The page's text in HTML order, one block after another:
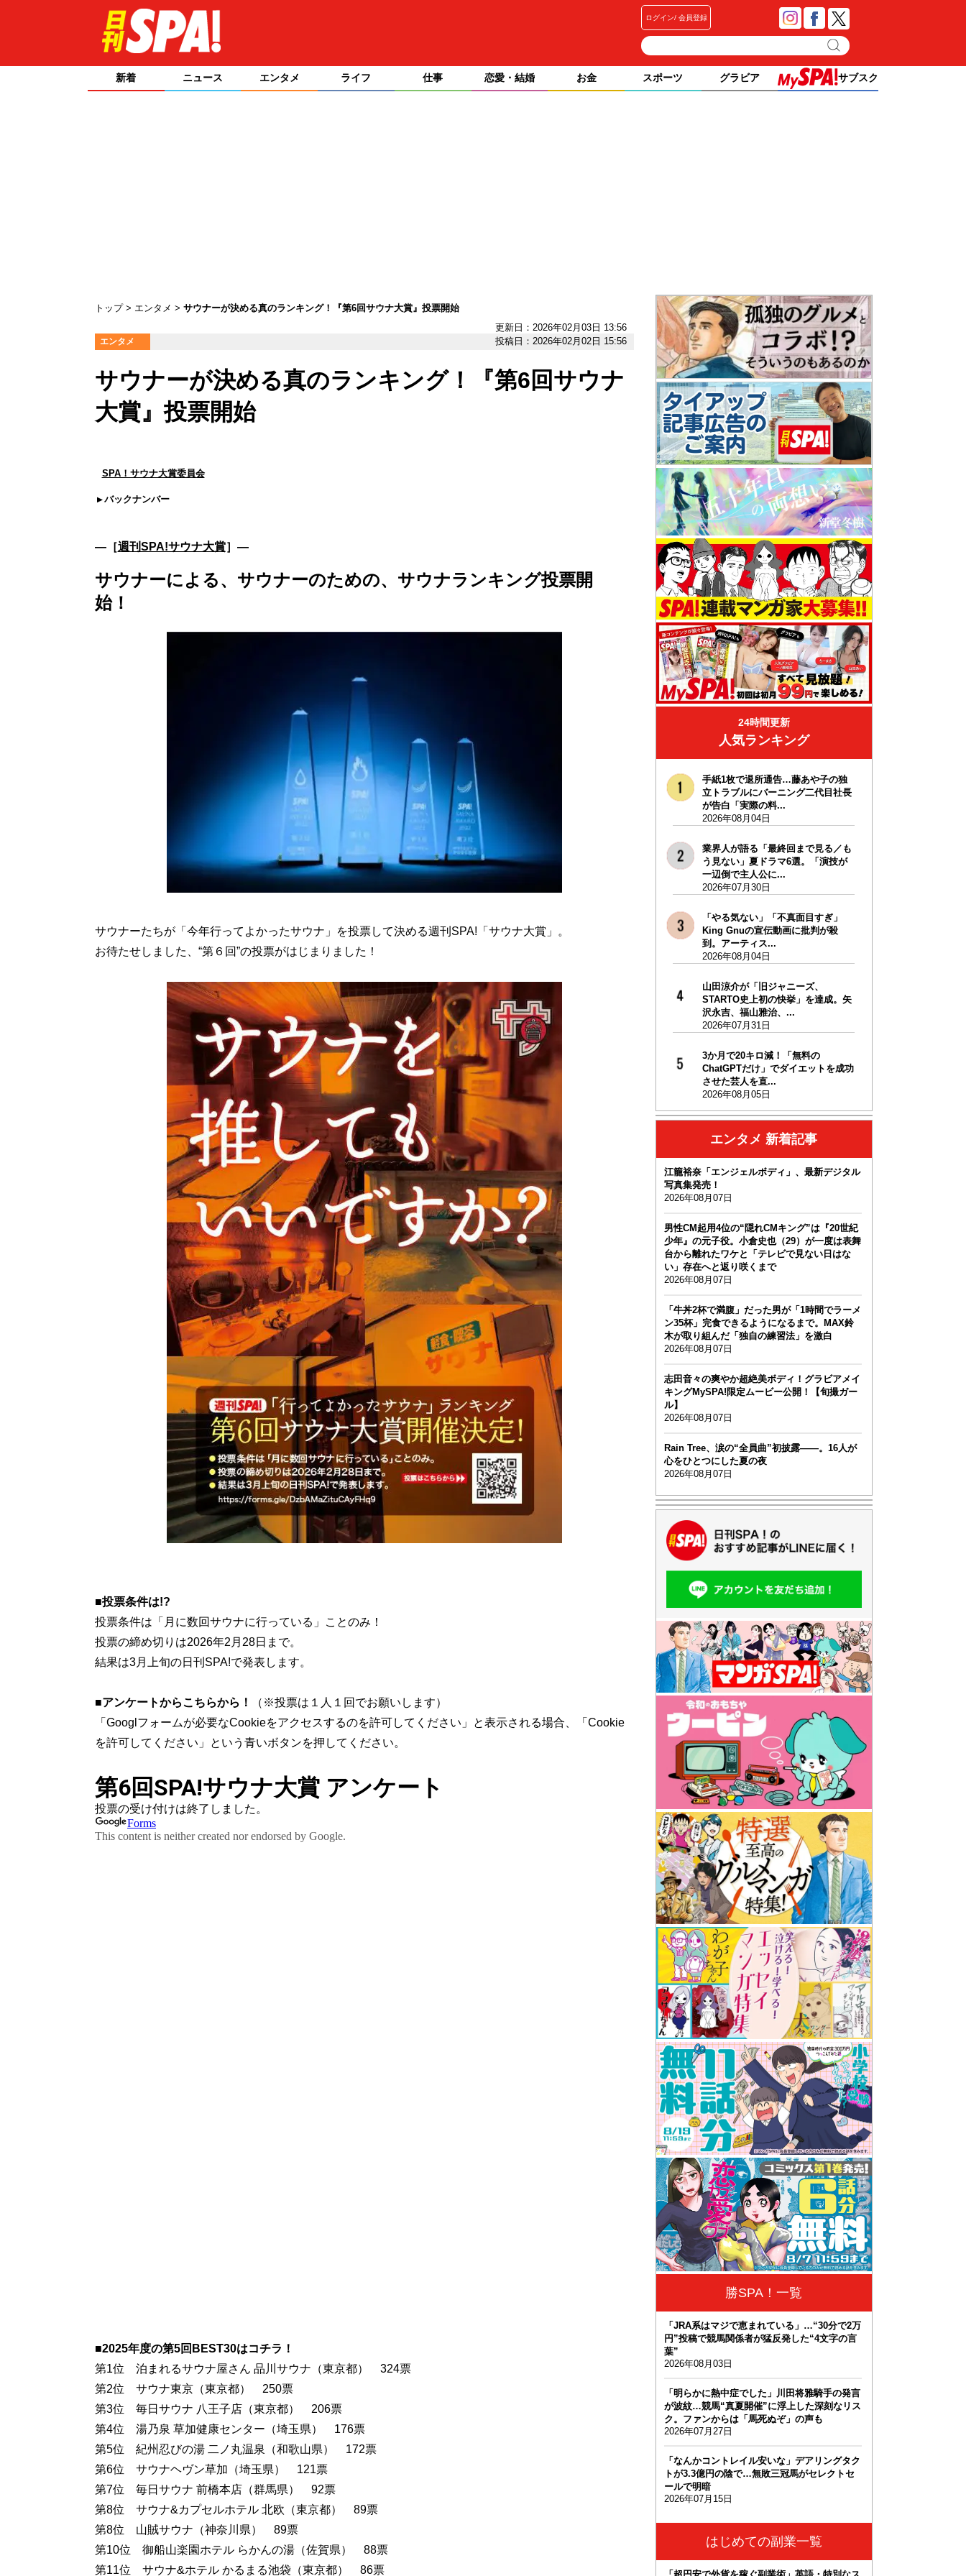
ログイン 会員登録
新着 ニュース エンタメ ライフ 仕事 恋愛・結婚 お金 スポーツ グラビア サブスク
トップ エンタメ
サウナーが決める真のランキング！『第6回サウナ大賞』投票開始
更新日：2026年02月03日 13:56
エンタメ 投稿日：2026年02月02日 15:56
サウナーが決める真のランキング！『第6回サウナ
大賞』投票開始
SPA！サウナ大賞委員会
バックナンバー
―［週刊SPA!サウナ大賞］―
サウナーによる、サウナーのための、サウナランキング投票開
始！
サウナーたちが「今年行ってよかったサウナ」を投票して決める週刊SPA!「サウナ大賞」。
お待たせしました、“第６回”の投票がはじまりました！
■投票条件は!?
投票条件は「月に数回サウナに行っている」ことのみ！
投票の締め切りは2026年2月28日まで。
結果は3月上旬の日刊SPA!で発表します。
■アンケートからこちらから！
（※投票は１人１回でお願いします）
「Googlフォームが必要なCookieをアクセスするのを許可してください」と表示される場合、「Cookie
を許可してください」という青いボタンを押してください。
■2025年度の第5回BEST30はコチラ！
第1位 泊まれるサウナ屋さん 品川サウナ（東京都） 324票
第2位 サウナ東京（東京都） 250票
第3位 毎日サウナ 八王子店（東京都） 206票
第4位 湯乃泉 草加健康センター（埼玉県） 176票
第5位 紀州忍びの湯 二ノ丸温泉（和歌山県） 172票
第6位 サウナヘヴン草加（埼玉県） 121票
第7位 毎日サウナ 前橋本店（群馬県） 92票
第8位 サウナ&カプセルホテル 北欧（東京都） 89票
第8位 山賊サウナ（神奈川県） 89票
第10位 御船山楽園ホテル らかんの湯（佐賀県） 88票
第11位 サウナ&ホテル かるまる池袋（東京都） 86票
24時間更新
人気ランキング
手紙1枚で退所通告…藤あや子の独
立トラブルにバーニング二代目社長
が告白「実際の料...
2026年08月04日
業界人が語る「最終回まで見る／も
う見ない」夏ドラマ6選。「演技が
一辺倒で主人公に...
2026年07月30日
「やる気ない」「不真面目すぎ」
King Gnuの宣伝動画に批判が殺
到。アーティス...
2026年08月04日
山田涼介が「旧ジャニーズ、
STARTO史上初の快挙」を達成。矢
沢永吉、福山雅治、...
2026年07月31日
3か月で20キロ減！「無料の
ChatGPTだけ」でダイエットを成功
させた芸人を直...
2026年08月05日
エンタメ 新着記事
江籠裕奈「エンジェルボディ」、最新デジタル
写真集発売！
2026年08月07日
男性CM起用4位の“隠れCMキング”は『20世紀
少年』の元子役。小倉史也（29）が一度は表舞
台から離れたワケと「テレビで見ない日はな
い」存在へと返り咲くまで
2026年08月07日
「牛丼2杯で満腹」だった男が「1時間でラーメ
ン35杯」完食できるようになるまで。MAX鈴
木が取り組んだ「独自の練習法」を激白
2026年08月07日
志田音々の爽やか超絶美ボディ！グラビアメイ
キングMySPA!限定ムービー公開！【旬撮ガー
ル】
2026年08月07日
Rain Tree、涙の“全員曲”初披露――。16人が
心をひとつにした夏の夜
2026年08月07日
勝SPA！一覧
「JRA系はマジで恵まれている」…“30分で2万
円”投稿で競馬関係者が猛反発した“4文字の言
葉”
2026年08月03日
「明らかに熱中症でした」川田将雅騎手の発言
が波紋…競馬“真夏開催”に浮上した深刻なリス
ク。ファンからは「馬死ぬぞ」の声も
2026年07月27日
「なんかコントレイル安いな」デアリングタク
トが3.3億円の陰で…無敗三冠馬がセレクトセ
ールで明暗
2026年07月15日
はじめての副業一覧